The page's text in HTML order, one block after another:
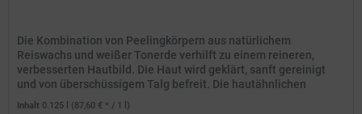
Die Kombination von Peelingkörpern aus natürlichem
Reiswachs und weißer Tonerde verhilft zu einem reineren,
verbesserten Hautbild. Die Haut wird geklärt, sanft gereinigt
und von überschüssigem Talg befreit. Die hautähnlichen
Bestandteile...
Inhalt 0.125 l (87,60 € * / 1 l)